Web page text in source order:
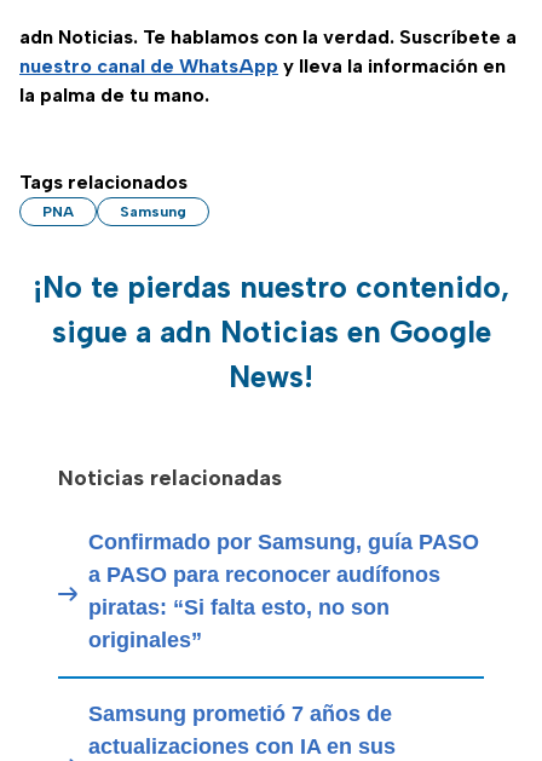
adn Noticias. Te hablamos con la verdad. Suscríbete a
nuestro canal de WhatsApp y lleva la información en
la palma de tu mano.
Tags relacionados
PNA Samsung
¡No te pierdas nuestro contenido,
sigue a adn Noticias en Google
News!
Noticias relacionadas
Confirmado por Samsung, guía PASO
a PASO para reconocer audífonos
piratas: “Si falta esto, no son
originales”
Samsung prometió 7 años de
actualizaciones con IA en sus